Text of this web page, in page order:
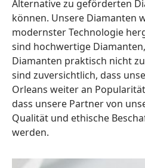
Alternative zu geförderten
können. Unsere Diamanten
modernster Technologie
sind hochwertige
Diamanten praktisch nicht
sind zuversichtlich, dass
Orleans weiter an
dass unsere Partner von
Qualität und ethische
werden.